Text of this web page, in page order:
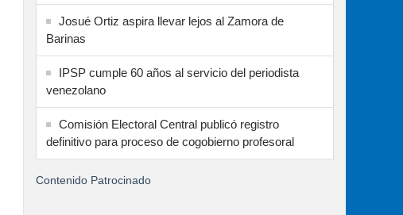
Josué Ortiz aspira llevar lejos al Zamora de
Barinas
IPSP cumple 60 años al servicio del periodista
venezolano
Comisión Electoral Central publicó registro
definitivo para proceso de cogobierno profesoral
Contenido Patrocinado